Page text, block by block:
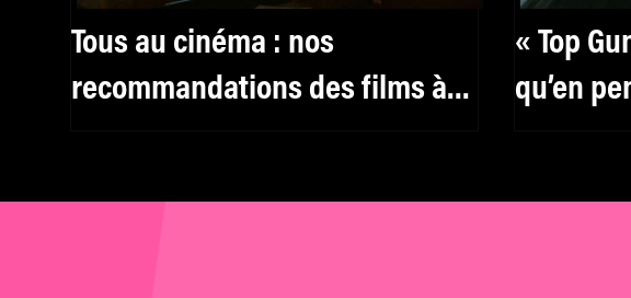
Tous au cinéma : nos
recommandations des films à
« Top
qu’en